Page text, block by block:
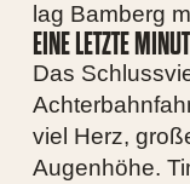
lag Bamberg
EINE LETZTE
Das
viel Herz,
Augenhöhe.